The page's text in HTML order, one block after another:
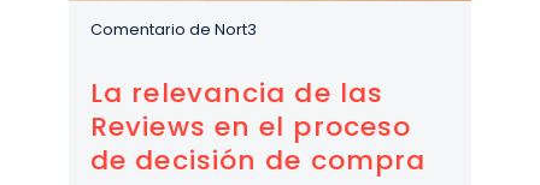
Comentario de Nort3
La relevancia de las
Reviews en el proceso
de decisión de compra